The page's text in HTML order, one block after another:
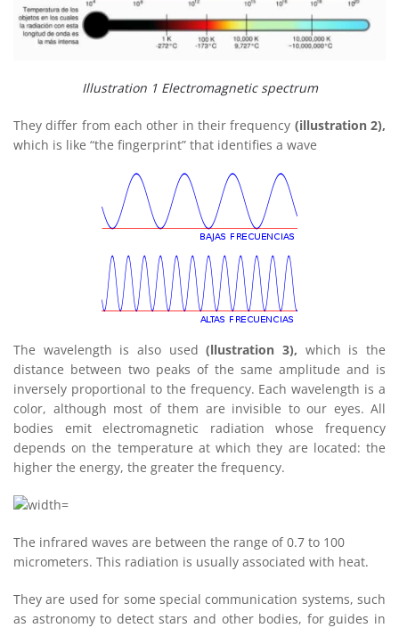
Illustration 1 Electromagnetic spectrum
They differ from each other in their frequency (illustration 2),
which is like “the fingerprint” that identifies a wave
The wavelength is also used(llustration 3), which is the
distance between two peaks of the same amplitude and is
inversely proportional to the frequency. Each wavelength is a
color, although most of them are invisible to our eyes. All
bodies emit electromagnetic radiation whose frequency
depends on the temperature at which they are located: the
higher the energy, the greater the frequency.
The infrared waves are between the range of 0.7 to 100
micrometers. This radiation is usually associated with heat.
They are used for some special communication systems, such
as astronomy to detect stars and other bodies, for guides in